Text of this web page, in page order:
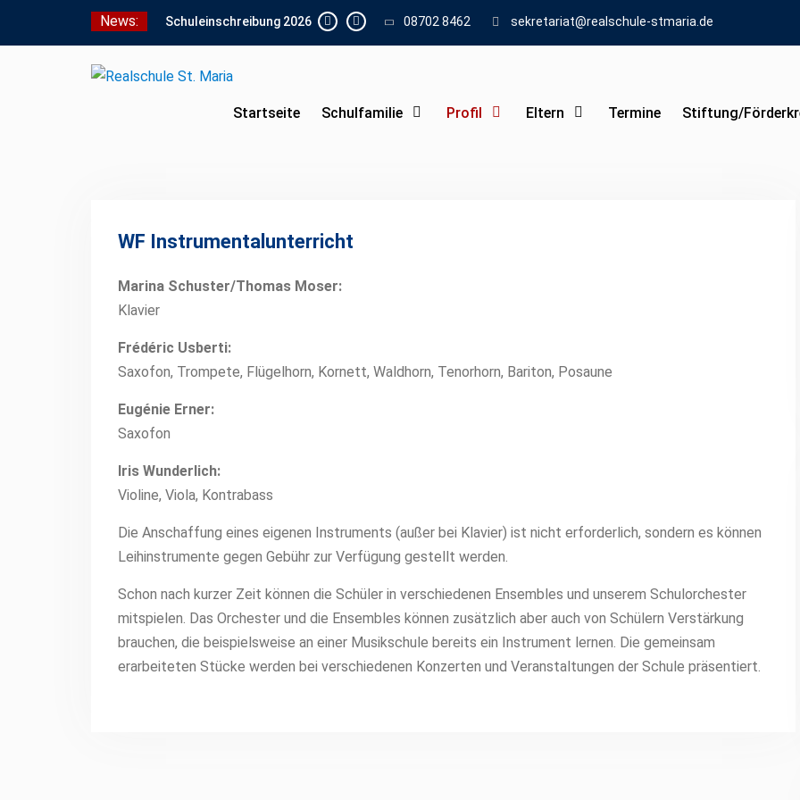
News:
Schuleinschreibung 2026
Schnuppertag und
08702 8462 sekretariat@realschule-stmaria.de
Startseite Schulfamilie Profil Eltern Termine Stiftung/
WF Instrumentalunterricht
Marina Schuster/Thomas Moser:
Klavier
Frédéric Usberti:
Saxofon, Trompete, Flügelhorn, Kornett, Waldhorn, Tenorhorn, Bariton, Posaune
Eugénie Erner:
Saxofon
Iris Wunderlich:
Violine, Viola, Kontrabass
Die Anschaffung eines eigenen Instruments (außer bei Klavier) ist nicht erforderlich, sondern es können
Leihinstrumente gegen Gebühr zur Verfügung gestellt werden.
Schon nach kurzer Zeit können die Schüler in verschiedenen Ensembles und unserem Schulorchester
mitspielen. Das Orchester und die Ensembles können zusätzlich aber auch von Schülern Verstärkung
brauchen, die beispielsweise an einer Musikschule bereits ein Instrument lernen. Die gemeinsam
erarbeiteten Stücke werden bei verschiedenen Konzerten und Veranstaltungen der Schule präsentiert.